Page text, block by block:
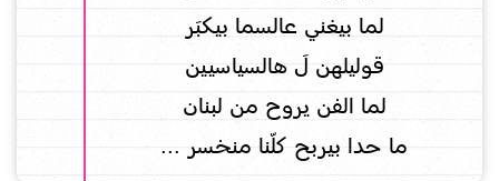
لما بيغني عالسما بيكبَر
قوليلهن لَ هالسياسيين
لما الفن يروح من لبنان
ما حدا بيربح كلّنا منخسر ...